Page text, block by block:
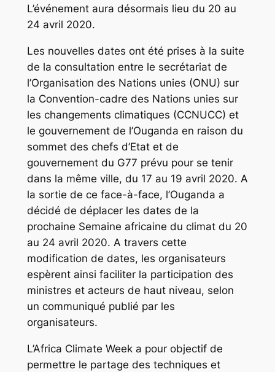
L’événement aura désormais lieu du 20 au
24 avril 2020.
Les nouvelles dates ont été prises à la suite
de la consultation entre le secrétariat de
l’Organisation des Nations unies (ONU) sur
la Convention-cadre des Nations unies sur
les changements climatiques (CCNUCC) et
le gouvernement de l’Ouganda en raison du
sommet des chefs d’Etat et de
gouvernement du G77 prévu pour se tenir
dans la même ville, du 17 au 19 avril 2020. A
la sortie de ce face-à-face, l’Ouganda a
décidé de déplacer les dates de la
prochaine Semaine africaine du climat du 20
au 24 avril 2020. A travers cette
modification de dates, les organisateurs
espèrent ainsi faciliter la participation des
ministres et acteurs de haut niveau, selon
un communiqué publié par les
organisateurs.
L’Africa Climate Week a pour objectif de
permettre le partage des techniques et